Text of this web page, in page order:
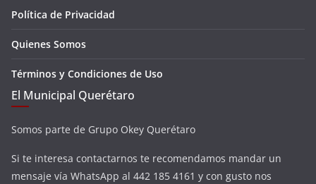
Política de Privacidad
Quienes Somos
Términos y Condiciones de Uso
El Municipal Querétaro
Somos parte de Grupo Okey Querétaro
Si te interesa contactarnos te recomendamos mandar un
mensaje vía WhatsApp al 442 185 4161 y con gusto nos